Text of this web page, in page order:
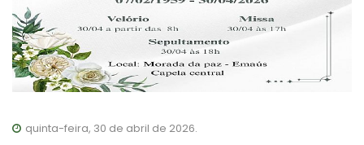
quinta-feira, 30 de abril de 2026.